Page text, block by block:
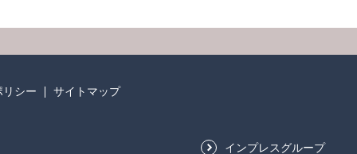
リシー サイトマップ
インプレスグループ